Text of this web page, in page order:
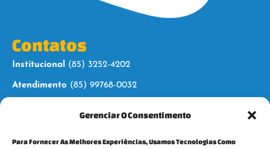
Gerenciar O Consentimento
Para Fornecer As Melhores Experiências, Usamos Tecnologias Como
Contatos
Institucional (85) 3252-4202
Atendimento (85) 99768-0032
Siga-nos